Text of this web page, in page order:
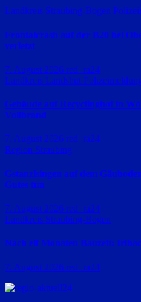
Landkreis Straubing-Bogen
Frontalcrash auf der B20 bei
verletzt
7. August 2026 red_ra24
Landkreis Landshut
Gebäude auf Recyclinghof in
Vollbrand
7. August 2026 red_ra24
Region Straubing
Gstanzlsingen auf dem
Gutes tun
7. August 2026 red_ra24
Landkreis Straubing-Bogen
Nach elf Monaten Bauzeit:
7. August 2026 red_ra24